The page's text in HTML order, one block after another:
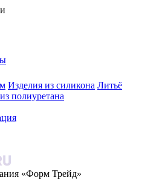
Изделия из силикона Литьё
полиуретана
«Форм Трейд»